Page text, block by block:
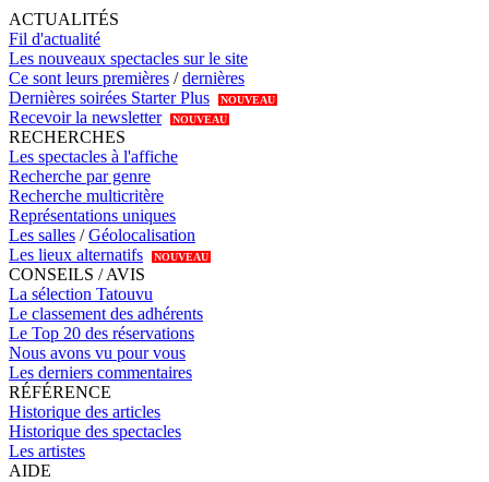
ACTUALITÉS
Fil d'actualité
Les nouveaux spectacles sur le site
Ce sont leurs premières /dernières
Dernières soirées Starter Plus
NOUVEAU
Recevoir la newsletter NOUVEAU
RECHERCHES
Les spectacles à l'affiche
Recherche par genre
Recherche multicritère
Représentations uniques
Les salles /Géolocalisation
Les lieux alternatifs
NOUVEAU
CONSEILS / AVIS
La sélection Tatouvu
Le classement des adhérents
Le Top 20 des réservations
Nous avons vu pour vous
Les derniers commentaires
RÉFÉRENCE
Historique des articles
Historique des spectacles
Les artistes
AIDE